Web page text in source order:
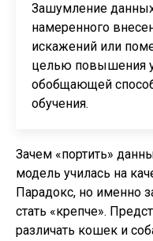
Зашумление
намеренного
искажений или
целью повышения
обобщающей
обучения.
Зачем «портить»
модель училась на
Парадокс, но именно
стать «крепче».
различать кошек и